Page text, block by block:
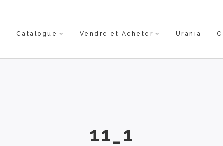
Catalogue Vendre et Acheter Urania
11_1